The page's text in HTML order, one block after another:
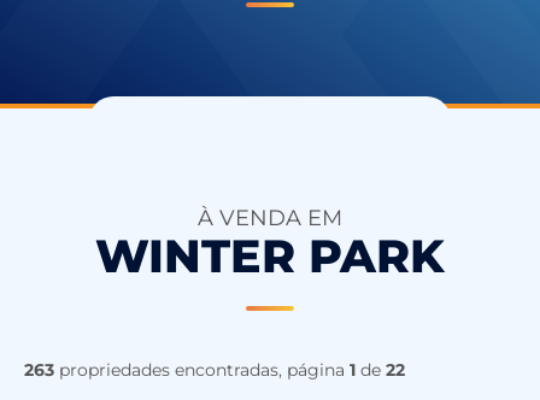
À VENDA EM
WINTER PARK
263 propriedades encontradas, página 1 de 22